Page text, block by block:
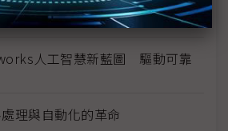
手 為AI與多晶粒設計加速創新
人工智慧新藍圖 驅動可靠
理與自動化的革命